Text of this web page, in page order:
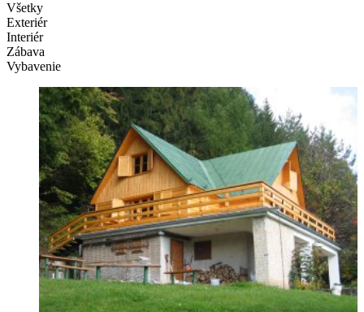
Všetky
Exteriér
Interiér
Zábava
Vybavenie